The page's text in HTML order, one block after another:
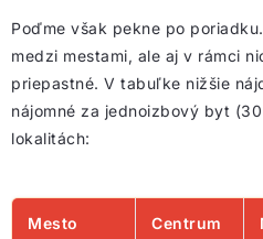
Poďme však pekne po
medzi mestami, ale aj v rámci
priepastné. V tabuľke nižšie
nájomné za jednoizbový byt
lokalitách:
Mesto
Centrum